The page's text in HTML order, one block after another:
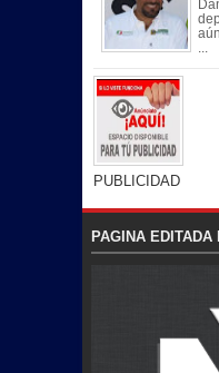
PUBLICIDAD
PAGINA